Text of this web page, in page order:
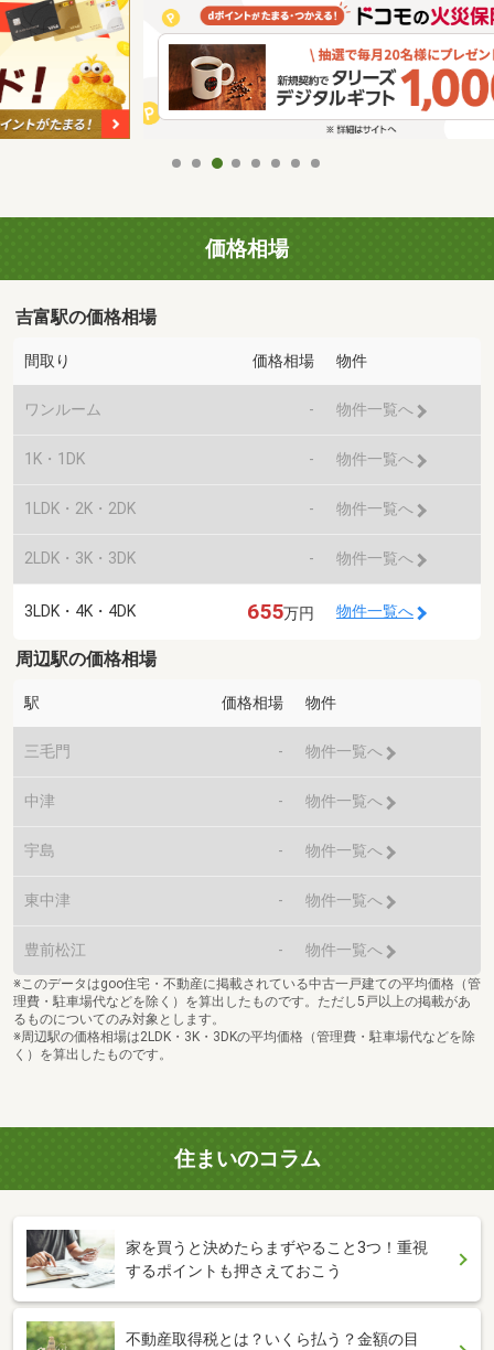
価格相場
吉富駅の価格相場
間取り 価格相場 物件
ワンルーム - 物件一覧へ
1K・1DK - 物件一覧へ
1LDK・2K・2DK - 物件一覧へ
2LDK・3K・3DK - 物件一覧へ
3LDK・4K・4DK 655万円 物件一覧へ
周辺駅の価格相場
駅 価格相場 物件
三毛門 - 物件一覧へ
中津 - 物件一覧へ
宇島 - 物件一覧へ
東中津 - 物件一覧へ
豊前松江 - 物件一覧へ
※このデータはgoo住宅・不動産に掲載されている中古一戸建ての平均価格（管
理費・駐車場代などを除く）を算出したものです。ただし5戸以上の掲載があ
るものについてのみ対象とします。
※周辺駅の価格相場は2LDK・3K・3DKの平均価格（管理費・駐車場代などを除
く）を算出したものです。
住まいのコラム
家を買うと決めたらまずやること3つ！重視
するポイントも押さえておこう
不動産取得税とは？いくら払う？金額の目